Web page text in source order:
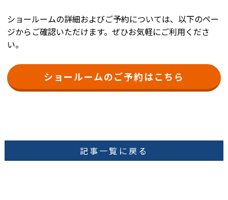
ショールームの詳細およびご予約については、以下のペー
ジからご確認いただけます。ぜひお気軽にご利用くださ
い。
ショールームのご予約はこちら
記事一覧に戻る